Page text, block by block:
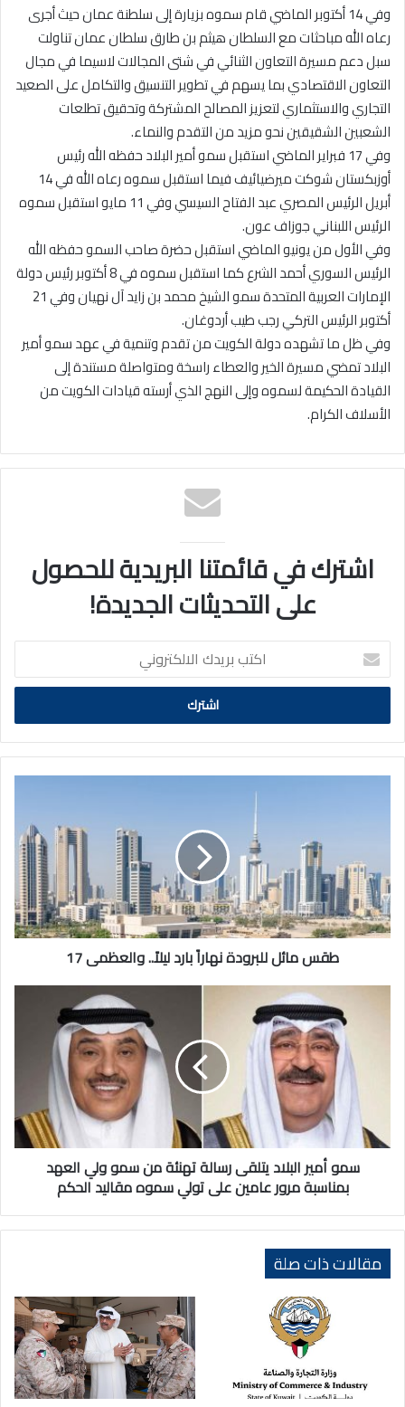
وفي 14 أكتوبر الماضي قام سموه بزيارة إلى سلطنة عمان حيث أجرى
رعاه الله مباحثات مع السلطان هيثم بن طارق سلطان عمان تناولت
سبل دعم مسيرة التعاون الثنائي في شتى المجالات لاسيما في مجال
التعاون الاقتصادي بما يسهم في تطوير التنسيق والتكامل على الصعيد
التجاري والاستثماري لتعزيز المصالح المشتركة وتحقيق تطلعات
الشعبين الشقيقين نحو مزيد من التقدم والنماء.
وفي 17 فبراير الماضي استقبل سمو أمير البلاد حفظه الله رئيس
أوزبكستان شوكت ميرضيائيف فيما استقبل سموه رعاه الله في 14
أبريل الرئيس المصري عبد الفتاح السيسي وفي 11 مايو استقبل سموه
الرئيس اللبناني جوزاف عون.
وفي الأول من يونيو الماضي استقبل حضرة صاحب السمو حفظه الله
الرئيس السوري أحمد الشرع كما استقبل سموه في 8 أكتوبر رئيس دولة
الإمارات العربية المتحدة سمو الشيخ محمد بن زايد آل نهيان وفي 21
أكتوبر الرئيس التركي رجب طيب أردوغان.
وفي ظل ما تشهده دولة الكويت من تقدم وتنمية في عهد سمو أمير
البلاد تمضي مسيرة الخير والعطاء راسخة ومتواصلة مستندة إلى
القيادة الحكيمة لسموه وإلى النهج الذي أرسته قيادات الكويت من
الأسلاف الكرام.
اشترك في قائمتنا البريدية للحصول
على التحديثات الجديدة!
اكتب
بريدك
الالكتروني
ليلاً..
والعظمى
17
طقس مائل للبرودة نهاراً بارد ليلاً.. والعظمى 17
سمو
ولي
عامين
تولي
سموه
سمو أمير البلاد يتلقى رسالة تهنئة من سمو ولي العهد
بمناسبة مرور عامين على تولي سموه مقاليد الحكم
مقالات ذات صلة